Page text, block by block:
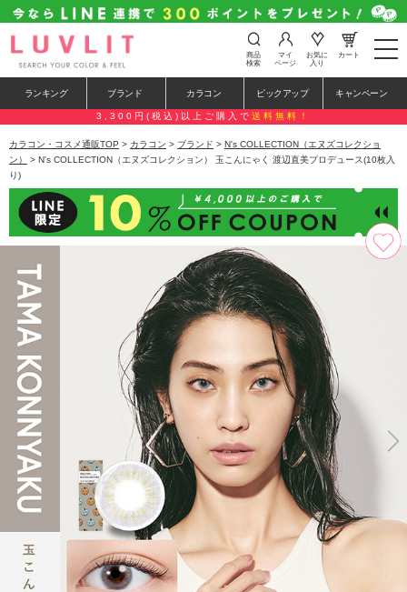
t
o
e
n
v
i
t
i
o
n
商品
検索
マイ
ページ
お気に
入り
カート
ランキング ブランド カラコン ピックアップ キャンペーン
3,300円(税込)以上ご購入で 送料無料！
カラコン・コスメ通販TOP > カラコン > ブランド > N's COLLECTION（エヌズコレクショ
ン）
> N's COLLECTION（エヌズコレクション） 玉こんにゃく 渡辺直美プロデュース(10枚入
り)